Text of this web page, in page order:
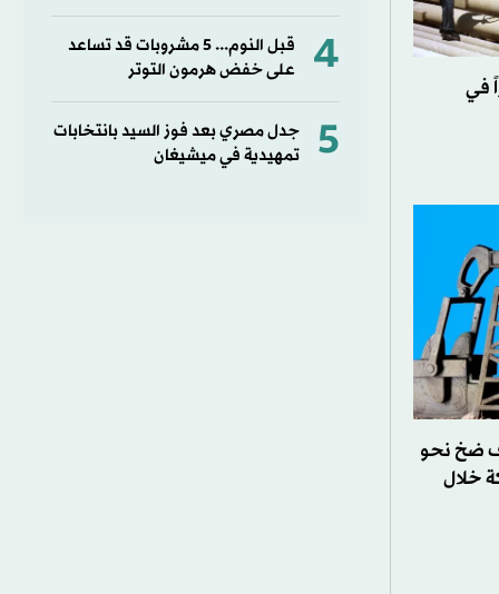
72 دولاراً في
ضخ نحو
خلال
4
قبل النوم... 5 مشروبات قد تساعد
على خفض هرمون التوتر
5
جدل مصري بعد فوز السيد بانتخابات
تمهيدية في ميشيغان